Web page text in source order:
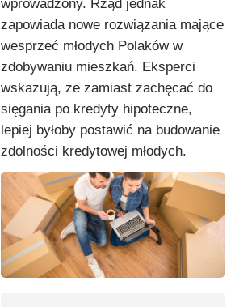
wprowadzony. Rząd jednak
zapowiada nowe rozwiązania mające
wesprzeć młodych Polaków w
zdobywaniu mieszkań. Eksperci
wskazują, że zamiast zachęcać do
sięgania po kredyty hipoteczne,
lepiej byłoby postawić na budowanie
zdolności kredytowej młodych.